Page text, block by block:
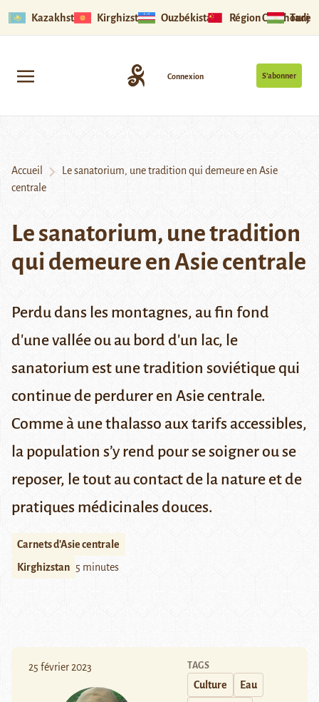
Kazakhstan Kirghizstan Ouzbékistan Région Ouïghoure
S’abonner
Connexion
Accueil
Le sanatorium, une tradition qui demeure en Asie
centrale
Le sanatorium, une tradition
qui demeure en Asie centrale
Perdu dans les montagnes, au fin fond
d'une vallée ou au bord d'un lac, le
sanatorium est une tradition soviétique qui
continue de perdurer en Asie centrale.
Comme à une thalasso aux tarifs accessibles,
la population s’y rend pour se soigner ou se
reposer, le tout au contact de la nature et de
pratiques médicinales douces.
Carnets d'Asie centrale
Kirghizstan 5 minutes
25 février 2023 TAGS
Culture Eau